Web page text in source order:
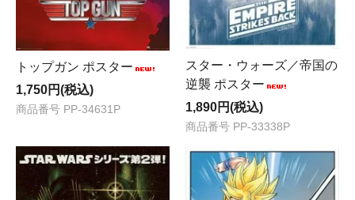
トップガン ポスター
1,750円(税込)
商品番号 PP-34631P
スター・ウォーズ／帝国の
逆襲 ポスター
1,890円(税込)
商品番号 PP-33338P